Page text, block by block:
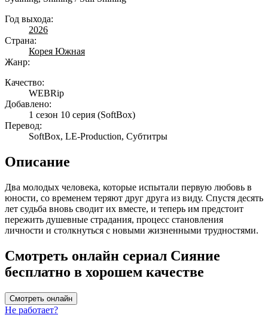
Год выхода:
2026
Страна:
Корея Южная
Жанр:
Качество:
WEBRip
Добавлено:
1 сезон 10 серия (SoftBox)
Перевод:
SoftBox, LE-Production, Субтитры
Описание
Два молодых человека, которые испытали первую любовь в
юности, со временем теряют друг друга из виду. Спустя десять
лет судьба вновь сводит их вместе, и теперь им предстоит
пережить душевные страдания, процесс становления
личности и столкнуться с новыми жизненными трудностями.
Смотреть онлайн сериал Сияние
бесплатно в хорошем качестве
Смотреть онлайн
Не работает?